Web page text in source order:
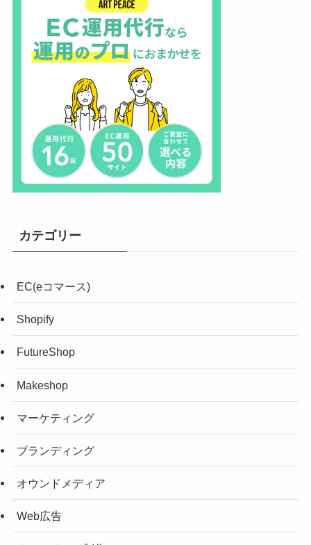
カテゴリー
EC(eコマース)
Shopify
FutureShop
Makeshop
マーケティング
ブランディング
オウンドメディア
Web広告